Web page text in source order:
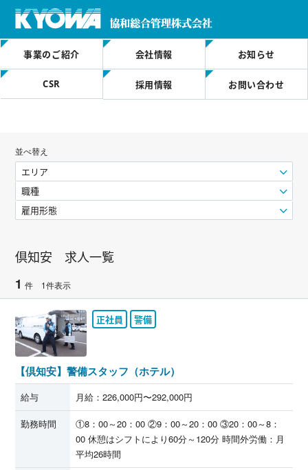
事業のご紹介 会社情報 お知らせ
CSR 採用情報 お問い合わせ
並べ替え
エリア
職種
雇用形態
倶知安 求人一覧
1 件 1件表示
正社員 警備
【倶知安】警備スタッフ（ホテル）
給与 月給：226,000円〜292,000円
勤務時間 ①8：00～20：00 ②9：00～20：00 ③20：00～8：
00 休憩はシフトにより60分～120分 時間外労働：月
平均26時間